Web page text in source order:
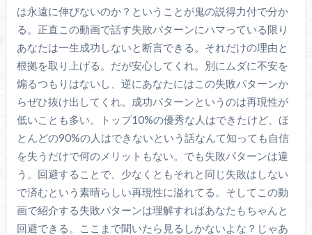
は永遠に伸びないのか？ということが鬼の説得力付で分か
る。正直この動画で話す失敗パターンにハマっている限り
あなたは一生成功しないと断言できる。それだけの理由と
根拠を取り上げる。だが安心してくれ。別にムダに不安を
煽るつもりはないし、逆にあなたにはこの失敗パターンか
らぜひ抜け出してくれ。成功パターンというのは再現性が
低いことも多い。トップ10%の優秀な人はできたけど、ほ
とんどの90%の人はできないという話なんて知っても自信
を失うだけで何のメリットもない。でも失敗パターンは違
う。回避することで、少なくともそれと同じ失敗はしない
で済むという素晴らしい再現性に溢れてる。そしてこの動
画で紹介する失敗パターンは理解すればあなたもちゃんと
回避できる。ここまで聞いたら見るしかないよな？じゃあ